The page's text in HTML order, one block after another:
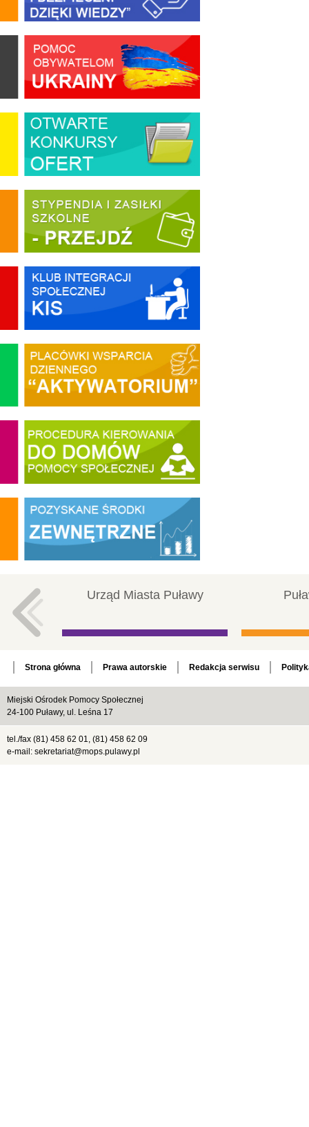
Urząd Miasta Puławy
Strona główna Prawa autorskie Redakcja serwisu
Miejski Ośrodek Pomocy Społecznej
24-100 Puławy, ul. Leśna 17
tel./fax (81) 458 62 01, (81) 458 62 09
e-mail: sekretariat@mops.pulawy.pl